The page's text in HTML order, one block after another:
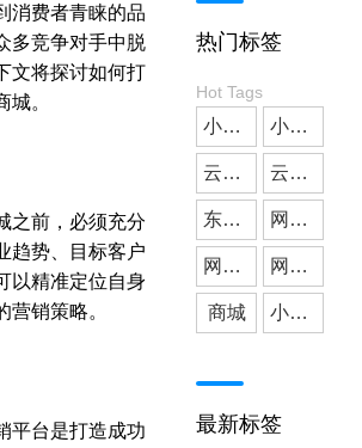
消费者青睐的品
多竞争对手中脱
文将探讨如何打
城。
之前，必须充分
趋势、目标客户
以精准定位自身
营销策略。
平台是打造成功
现实
一款受欢
迎的社交
媒体应用
热门标签
Hot Tags
小微公司 小程序开发
云派网络 云派小程序开发
东莞小程序开发 网站建设
网站搭建 网站开发
商城 小程序商城
最新标签